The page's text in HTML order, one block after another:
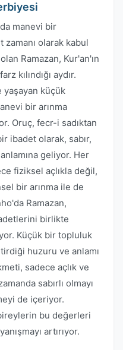
manevi bir
olarak kabul
Ramazan, Kur'an'ın
kılındığı aydır.
küçük
bir arınma
Oruç, fecr-i sadıktan
ibadet olarak, sabır,
geliyor. Her
fiziksel açlıkla değil,
bir arınma ile de
Ramazan,
birlikte
Küçük bir topluluk
huzuru ve anlamı
sadece açlık ve
sabırlı olmayı
de içeriyor.
bu değerleri
artırıyor.